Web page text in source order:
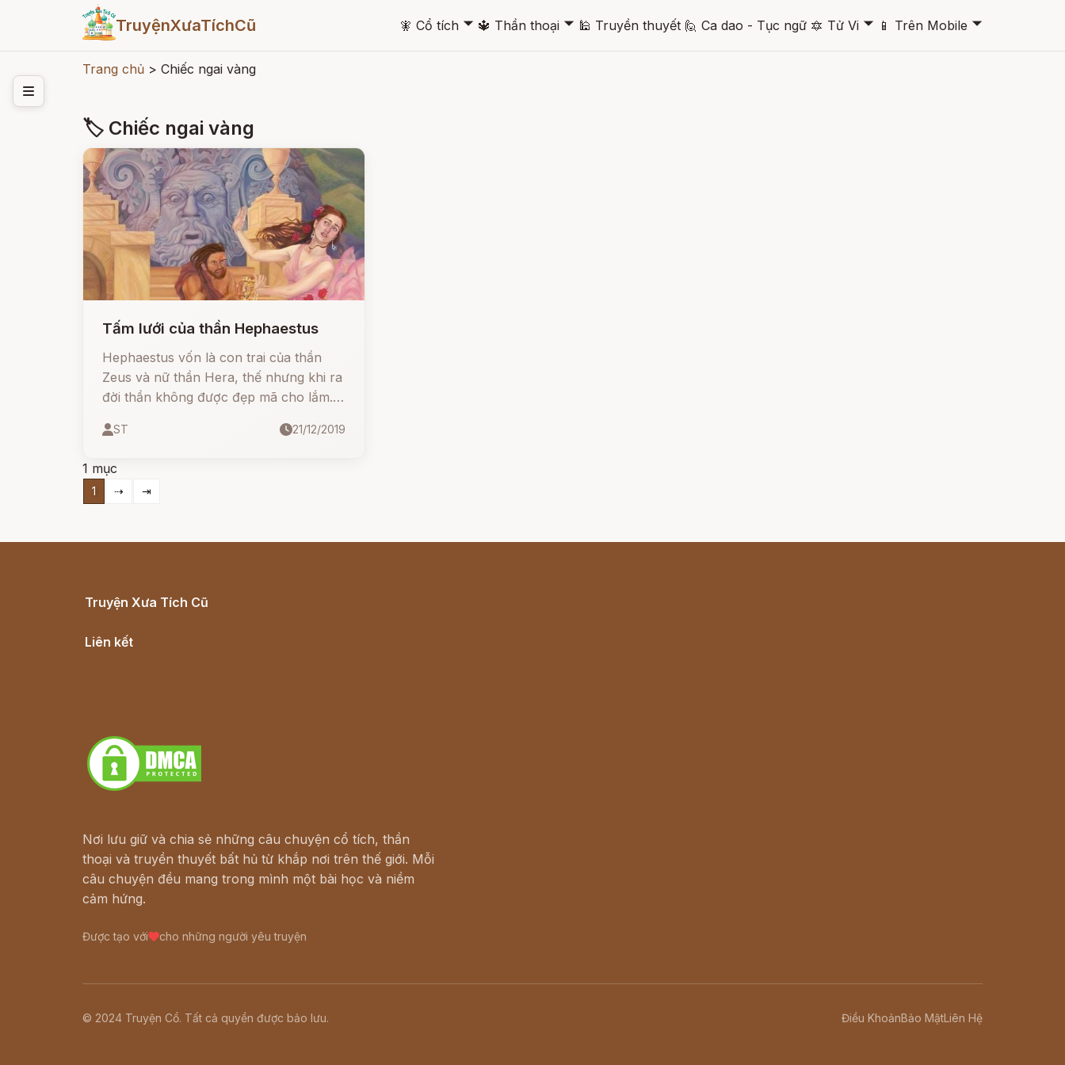
TruyệnXưaTíchCũ 🧚 Cổ tích 🞃 🔱 Thần thoại 🞃 🕌 Truyền thuyết 🙋 Ca dao - Tục ngữ 🔯 Tử Vi 🞃 📱 Trên Mobile 🞃
Trang chủ > Chiếc ngai vàng
🏷 Chiếc ngai vàng
Tấm lưới của thần Hephaestus
Hephaestus vốn là con trai của thần
Zeus và nữ thần Hera, thế nhưng khi ra
đời thần không được đẹp mã cho lắm.
Hera bèn ném khỏi Olympus, rơi xuống
Sau này trở lại,
ST 21/12/2019
1 mục
1 ⇢ ⇥
Truyện Xưa Tích Cũ
Liên kết
Nơi lưu giữ và chia sẻ những câu chuyện cổ tích, thần
thoại và truyền thuyết bất hủ từ khắp nơi trên thế giới. Mỗi
câu chuyện đều mang trong mình một bài học và niềm
cảm hứng.
Được tạo với cho những người yêu truyện
© 2024 Truyện Cổ. Tất cả quyền được bảo lưu. Điều KhoảnBảo MậtLiên Hệ